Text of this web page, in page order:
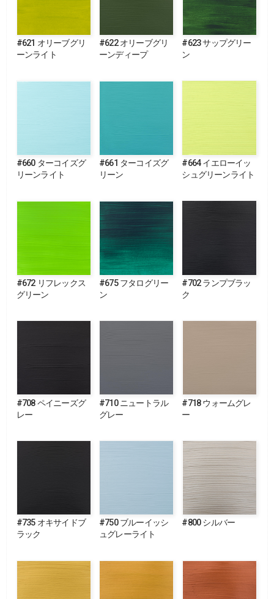
#621 オリーブグリ
ーンライト
#622 オリーブグリ
ーンディープ
#623 サップグリー
ン
#660 ターコイズグ
リーンライト
#661 ターコイズグ
リーン
#664 イエローイッ
シュグリーンライト
#672 リフレックス
グリーン
#675 フタログリー
ン
#702 ランプブラッ
ク
#708 ペイニーズグ
レー
#710 ニュートラル
グレー
#718 ウォームグレ
ー
#735 オキサイドブ
ラック
#750 ブルーイッシ
ュグレーライト
#800 シルバー